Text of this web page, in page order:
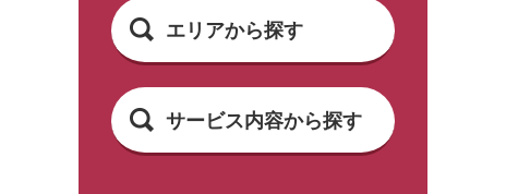
エリアから探す
サービス内容から探す